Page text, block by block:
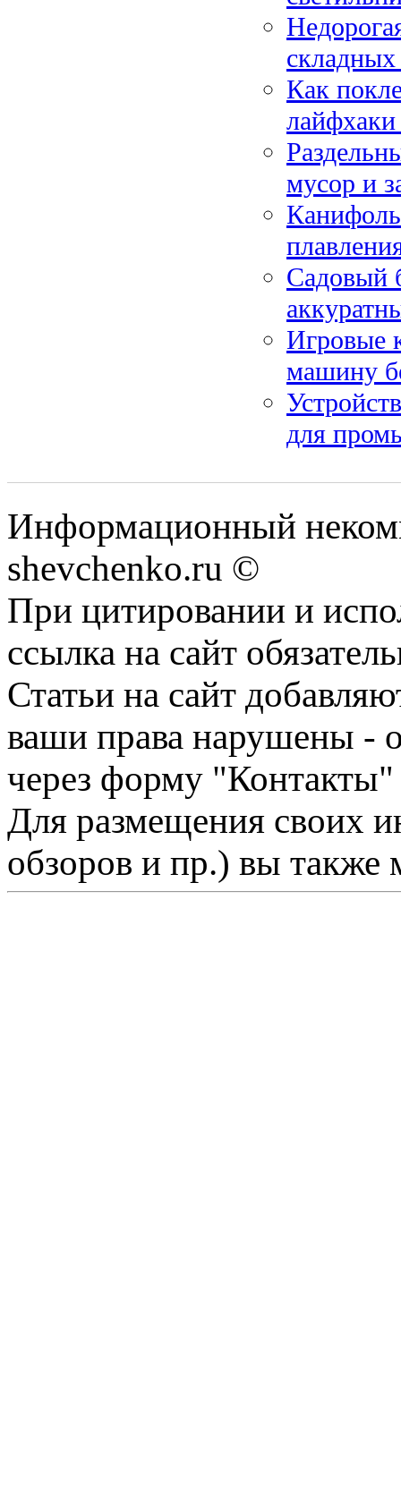
Как
мусор и
Садовый
Игровые
машину
для
Информационный
shevchenko.ru ©
При цитировании и
ссылка на сайт
Статьи на сайт
ваши права нарушены -
через форму "Контакты"
Для размещения своих
обзоров и пр.) вы также